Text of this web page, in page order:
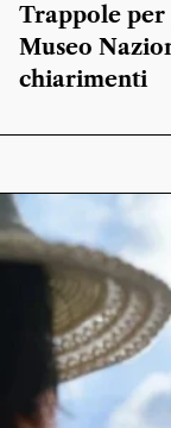
Trappole
Museo
chiarimenti